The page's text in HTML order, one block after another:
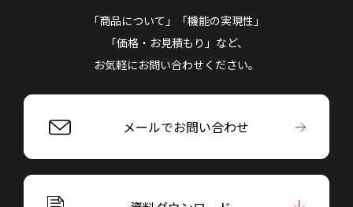
「商品について」「機能の実現性」
「価格・お見積もり」など、
お気軽にお問い合わせください。
メールでお問い合わせ